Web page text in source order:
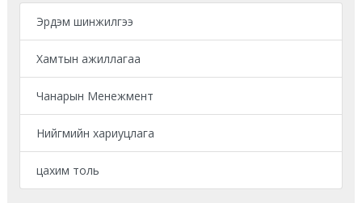
Эрдэм шинжилгээ
Хамтын ажиллагаа
Чанарын Менежмент
Нийгмийн хариуцлага
цахим толь